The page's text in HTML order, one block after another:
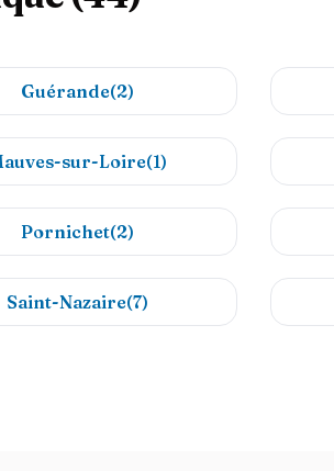
Guérande(2)
sur-Loire(1)
Pornichet(2)
Saint-Nazaire(7)